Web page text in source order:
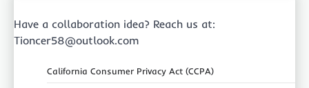
Have a collaboration idea? Reach us at:
Tioncer58@outlook.com
California Consumer Privacy Act (CCPA)